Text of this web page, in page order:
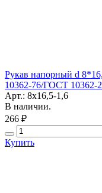
Рукав напорный d
10362-76/ГОСТ 10362-
Арт.: 8х16,5-1,6
В наличии.
266 ₽
Купить